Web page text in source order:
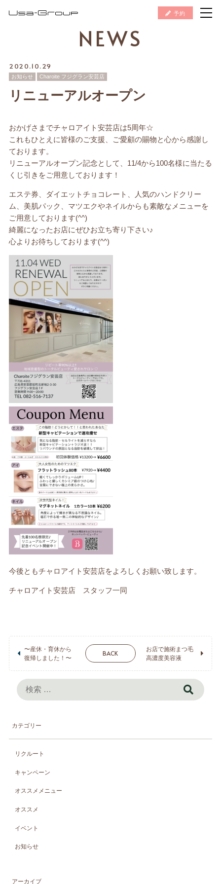
予約
NEWS
2020.10.29
お知らせ Charoite フジグラン安芸店
リニューアルオープン
おかげさまでチャロアイト安芸店は5周年☆
これもひとえに皆様のご支援、ご愛顧の賜物と心から感謝し
ております。
リニューアルオープン記念として、11/4から100名様に当たる
くじ引きをご用意しております！
エステ券、ダイエットチョコレート、人気のハンドクリー
ム、美肌パック、マツエクやネイルからも素敵なメニューを
ご用意しております(^^)
綺麗になったお店にぜひお立ち寄り下さい♪
心よりお待ちしております(^^)
今後ともチャロアイト安芸店をよろしくお願い致します。
チャロアイト安芸店 スタッフ一同
〜産休・育休から
復帰しました！〜
BACK
お店で施術まつ毛
高濃度美容液
検
索:
カテゴリー
リクルート
キャンペーン
オススメメニュー
オススメ
イベント
お知らせ
アーカイブ